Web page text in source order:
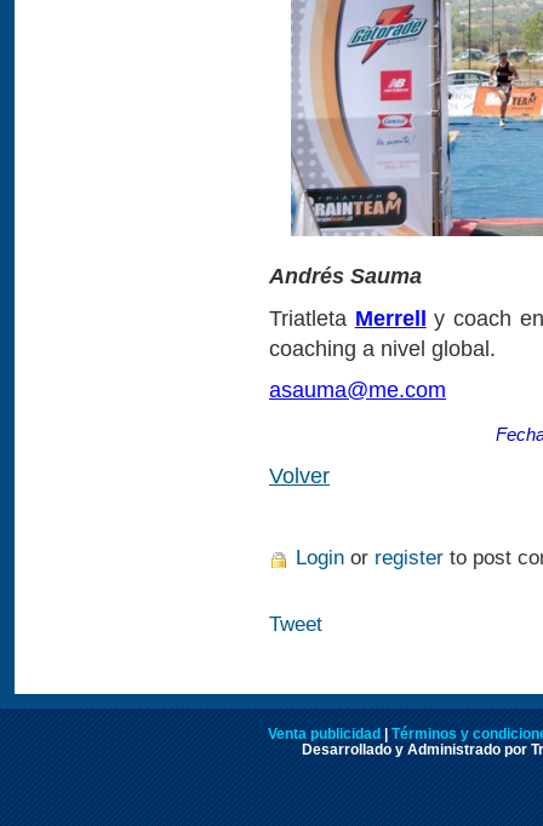
Andrés Sauma
Triatleta Merrell y coach
coaching a nivel global.
asauma@me.com
Volver
Login or register to post
Tweet
Venta publicidad | Términos y
Desarrollado y Administrado por